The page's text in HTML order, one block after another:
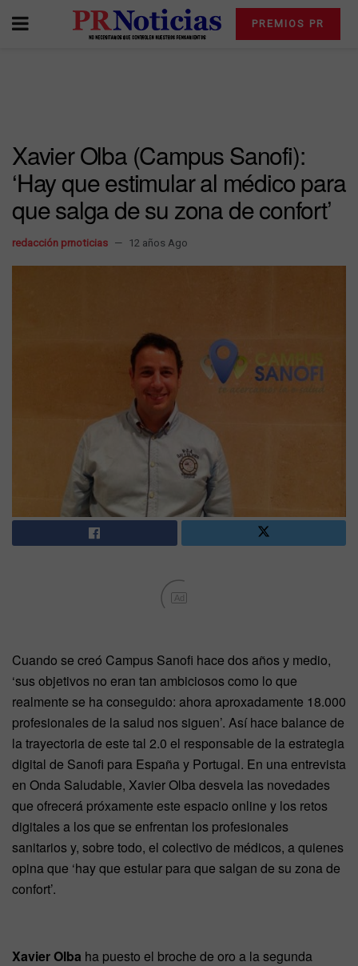
PREMIOS PR
Xavier Olba (Campus Sanofi):
‘Hay que estimular al médico para
que salga de su zona de confort’
redacción prnoticias 12 años Ago
Ad
Cuando se creó Campus Sanofi hace dos años y medio,
‘sus objetivos no eran tan ambiciosos como lo que
realmente se ha conseguido: ahora aproxadamente 18.000
profesionales de la salud nos siguen’. Así hace balance de
la trayectoria de este tal 2.0 el responsable de la estrategia
digital de Sanofi para España y Portugal. En una entrevista
en Onda Saludable, Xavier Olba desvela las novedades
que ofrecerá próxamente este espacio online y los retos
digitales a los que se enfrentan los profesionales
sanitarios y, sobre todo, el colectivo de médicos, a quienes
opina que ‘hay que estular para que salgan de su zona de
confort’.
Xavier Olba ha puesto el broche de oro a la segunda